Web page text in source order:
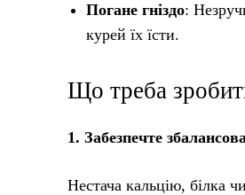
Погане гніздо:
курей їх їсти.
Що треба
1. Забезпечте
Нестача кальцію, білка